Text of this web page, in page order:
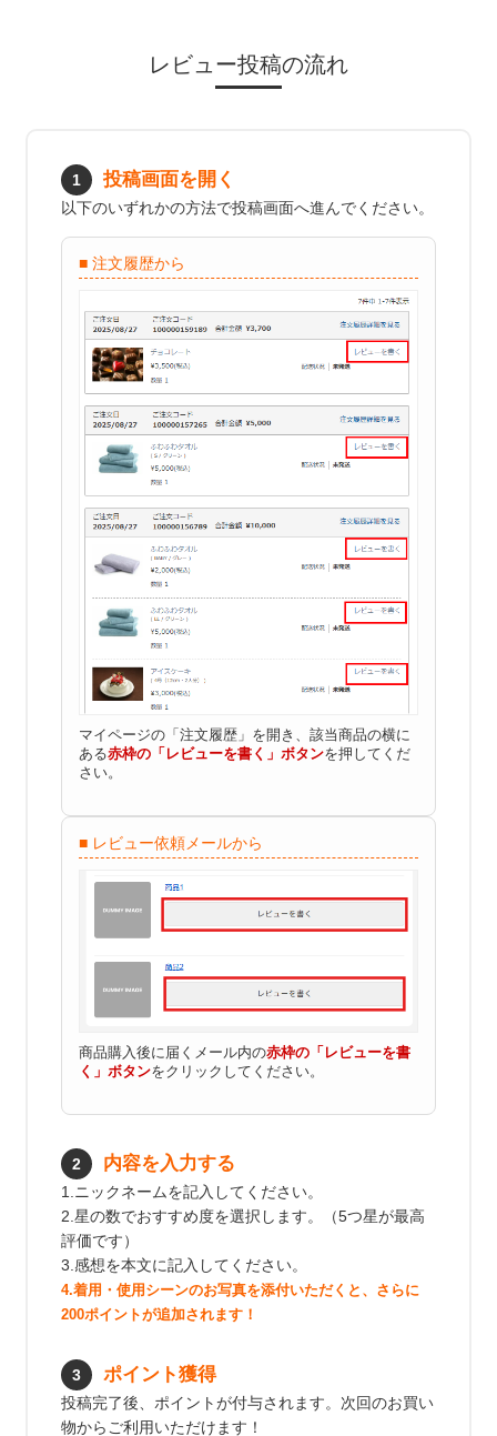
puma
EDWIN
new balance
new balance
財布
会員サービス
メルマガ購買
お問い合わせ窓口休業日
2026 年8月
月 火 水 木 金
3 4 6
10 11 12 13 14
17 18 19 21
24 25 27 28
31
2026 年9月
月 火 金
1
3
7 8 10 11
14 15 16 17 18
27
28 29 30
新規会員登録
会社概要
プライバシーポリシー
特定商取引法に基づく表示
お問い合わせ
レビュー投稿の流れ
1 投稿画面を開く
以下のいずれかの方法で投稿画面へ進んでください。
■ 注文履歴から
マイページの「注文履歴」を開き、該当商品の横に
ある赤枠の「レビューを書く」ボタンを押してくだ
さい。
■ レビュー依頼メールから
商品購入後に届くメール内の赤枠の「レビューを書
く」ボタンをクリックしてください。
2 内容を入力する
1.ニックネームを記入してください。
2.星の数でおすすめ度を選択します。（5つ星が最高
評価です）
3.感想を本文に記入してください。
4.着用・使用シーンのお写真を添付いただくと、さらに
200ポイントが追加されます！
3 ポイント獲得
投稿完了後、ポイントが付与されます。次回のお買い
物からご利用いただけます！